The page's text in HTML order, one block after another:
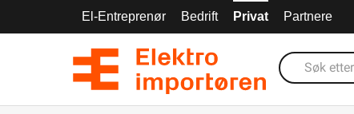
El-Entreprenør Bedrift Privat Partnere